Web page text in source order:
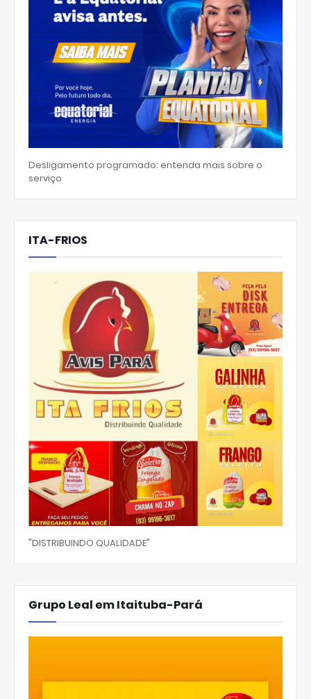
Desligamento programado: entenda mais sobre o
serviço
ITA-FRIOS
"DISTRIBUINDO QUALIDADE"
Grupo Leal em Itaituba-Pará